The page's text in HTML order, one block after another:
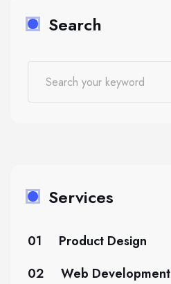
Search
Services
01
Product Design
02
Web Development